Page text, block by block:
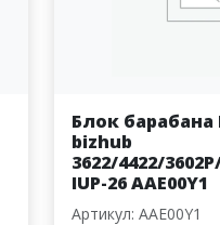
Блок
bizhub
3622/4422/
IUP-26 AAE00Y1
Артикул: AAE00Y1